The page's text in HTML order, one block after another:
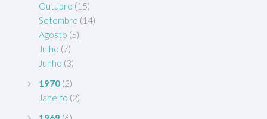
Outubro (15)
Setembro (14)
Agosto (5)
Julho (7)
Junho (3)
1970 (2)
Janeiro (2)